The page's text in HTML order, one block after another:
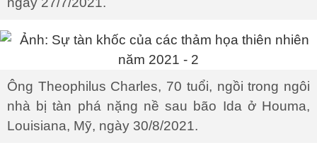
Ông Theophilus Charles, 70 tuổi, ngồi trong ngôi
nhà bị tàn phá nặng nề sau bão Ida ở Houma,
Louisiana, Mỹ, ngày 30/8/2021.